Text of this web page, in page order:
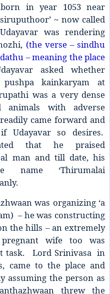
in year 1053 near
~ now called
was rendering
(the verse – sindhu
– meaning the place
asked whether
kainkaryam at
was a very dense
with adverse
came forward and
so desires.
that he praised
man and till date, his
name ‘Thirumalai
was organizing ‘a
– he was constructing
the hills – an extremely
pregnant wife too was
task. Lord Srinivasa in
came to the place and
the person as
threw the